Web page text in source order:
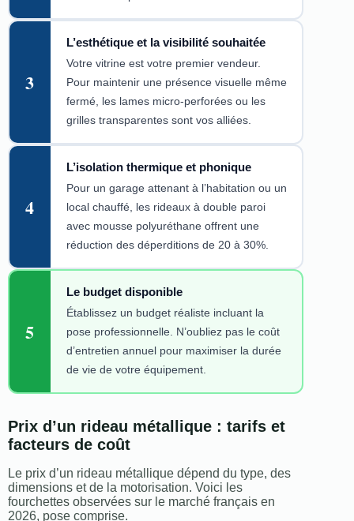
3
L’esthétique et la visibilité souhaitée
Votre vitrine est votre premier vendeur.
Pour maintenir une présence visuelle même
fermé, les lames micro-perforées ou les
grilles transparentes sont vos alliées.
4
L’isolation thermique et phonique
Pour un garage attenant à l’habitation ou un
local chauffé, les rideaux à double paroi
avec mousse polyuréthane offrent une
réduction des déperditions de 20 à 30%.
5
Le budget disponible
Établissez un budget réaliste incluant la
pose professionnelle. N’oubliez pas le coût
d’entretien annuel pour maximiser la durée
de vie de votre équipement.
Prix d’un rideau métallique : tarifs et
facteurs de coût
Le prix d’un rideau métallique dépend du type, des
dimensions et de la motorisation. Voici les
fourchettes observées sur le marché français en
2026, pose comprise.